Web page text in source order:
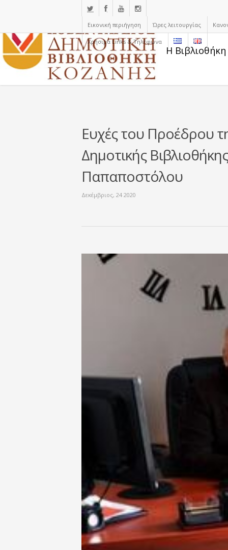
Εικονική περιήγηση Ώρες λειτουργίας
Χρήσιμα Links & Τηλέφωνα
Η
Ευχές του Προέδρου
Δημοτικής
Παπαποστόλου
Δεκέμβριος, 24 2020